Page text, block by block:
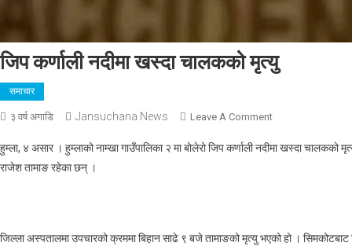
जिप कर्णाली नदीमा खस्दा चालकको मृत्यु
समाचार
३ वर्ष अगाडि Jansuchana News Leave A CommentOn
कर्णाली
हुम्ला, ४ असार । हुम्लाको नाम्खा गाउँपालिका २ मा बोलेरो जिप कर्णाली नदीमा खस्दा
राजेश तामाङ रहेका छन् ।
जिल्ला अस्पतालमा उपचारको क्रममा बिहान साढे ९ बजे तामाङको मृत्यु भएको हो ।